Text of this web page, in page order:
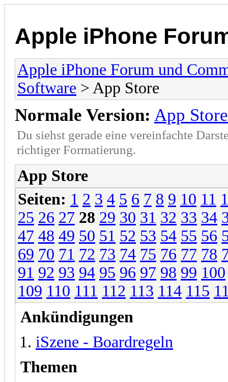
Apple iPhone
Apple iPhone Forum und
Software > App Store
Normale Version: App Store
Du siehst gerade eine vereinfachte
richtiger Formatierung.
App Store
Seiten: 1 2 3 4 5 6 7 8 9 10 11
25 26 27 28 29 30 31 32 33 34
47 48 49 50 51 52 53 54 55 56
69 70 71 72 73 74 75 76 77 78
91 92 93 94 95 96 97 98 99 100
109 110 111 112 113 114 115
Ankündigungen
iSzene - Boardregeln
Themen